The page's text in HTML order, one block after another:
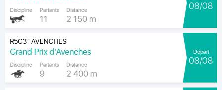
Discipline Partants
11
Distance
2 150 m
08/08
R5C3|AVENCHES
Grand Prix d'Avenches
Discipline Partants
9
Distance
2 400 m
Départ
08/08